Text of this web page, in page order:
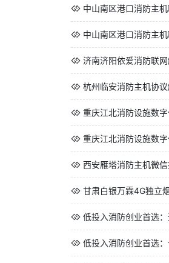
中山南区港口消防主
中山南区港口消防主
济南济阳依爱消防联
杭州临安消防主机协
重庆江北消防设施数
重庆江北消防设施数
西安雁塔消防主机微
甘肃白银万霖4G独
低投入消防创业首选
低投入消防创业首选